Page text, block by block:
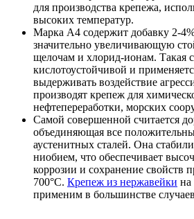
для производства крепежа,
высоких температур.
Марка А4 содержит добавку 2-
значительно увеличивающую
щелочам и хлорид-ионам. Такая
кислотоустойчивой и
выдерживать воздействие
производят крепеж для
нефтепереработки, морских
Самой совершенной считается
объединяющая все
аустенитных сталей. Она
ниобием, что обеспечивает
коррозии и сохранение свойств
700°С. Крепеж из нержавейки на
применим в большинстве